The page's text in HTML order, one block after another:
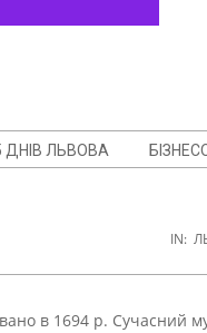
ДНІВ ЛЬВОВА
IN:
в 1694 р. Сучасний